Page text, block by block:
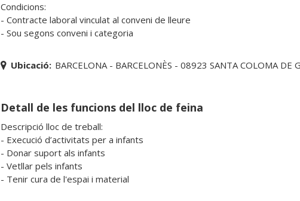
Condicions:
- Contracte laboral vinculat al conveni de lleure
- Sou segons conveni i categoria
Ubicació: BARCELONA - BARCELONÈS - 08923 SANTA COLOMA DE
Detall de les funcions del lloc de feina
Descripció lloc de treball:
- Execució d’activitats per a infants
- Donar suport als infants
- Vetllar pels infants